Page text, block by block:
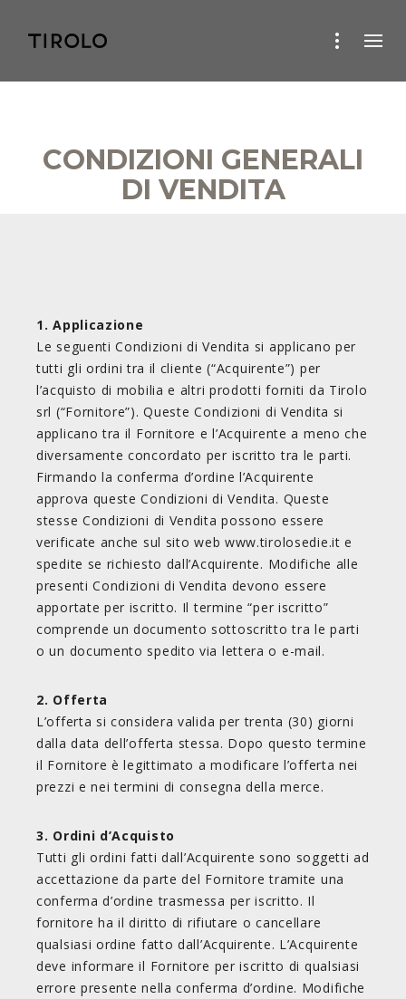
CONDIZIONI GENERALI
DI VENDITA
1. Applicazione
Le seguenti Condizioni di Vendita si applicano per
tutti gli ordini tra il cliente (“Acquirente”) per
l’acquisto di mobilia e altri prodotti forniti da Tirolo
srl (“Fornitore”). Queste Condizioni di Vendita si
applicano tra il Fornitore e l’Acquirente a meno che
diversamente concordato per iscritto tra le parti.
Firmando la conferma d’ordine l’Acquirente
approva queste Condizioni di Vendita. Queste
stesse Condizioni di Vendita possono essere
verificate anche sul sito web www.tirolosedie.it e
spedite se richiesto dall’Acquirente. Modifiche alle
presenti Condizioni di Vendita devono essere
apportate per iscritto. Il termine “per iscritto”
comprende un documento sottoscritto tra le parti
o un documento spedito via lettera o e-mail.
2. Offerta
L’offerta si considera valida per trenta (30) giorni
dalla data dell’offerta stessa. Dopo questo termine
il Fornitore è legittimato a modificare l’offerta nei
prezzi e nei termini di consegna della merce.
3. Ordini d’Acquisto
Tutti gli ordini fatti dall’Acquirente sono soggetti ad
accettazione da parte del Fornitore tramite una
conferma d’ordine trasmessa per iscritto. Il
fornitore ha il diritto di rifiutare o cancellare
qualsiasi ordine fatto dall’Acquirente. L’Acquirente
deve informare il Fornitore per iscritto di qualsiasi
errore presente nella conferma d’ordine. Modifiche